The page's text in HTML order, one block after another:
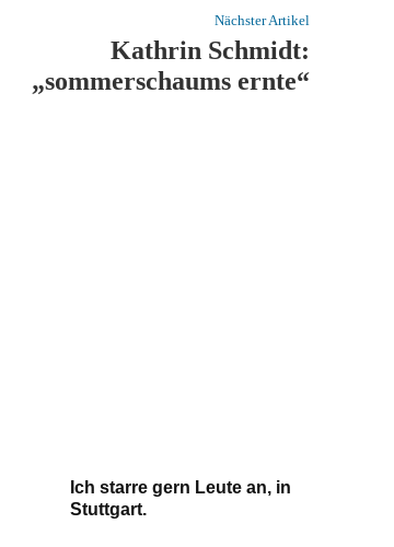
Nächster Artikel
Kathrin Schmidt:
„sommerschaums ernte“
Ich starre gern Leute an, in
Stuttgart.